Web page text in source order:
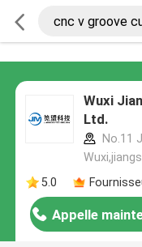
Wuxi
Ltd.
No.11
5.0
Appelle